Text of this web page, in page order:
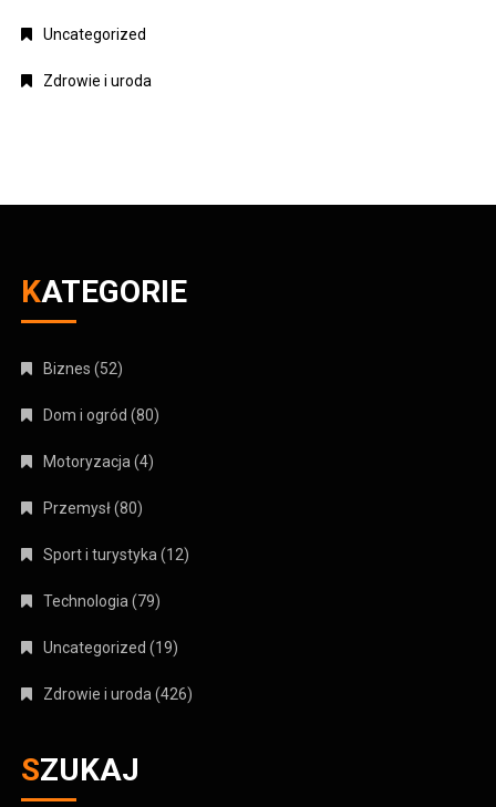
Uncategorized
Zdrowie i uroda
KATEGORIE
Biznes (52)
Dom i ogród (80)
Motoryzacja(4)
Przemysł(80)
Sport i turystyka(12)
Technologia(79)
Uncategorized (19)
Zdrowie i uroda(426)
SZUKAJ